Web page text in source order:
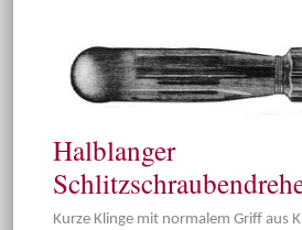
Halblanger
Kurze Klinge mit normalem Griff aus